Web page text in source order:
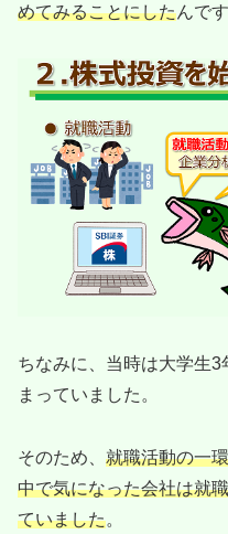
めてみることにしたんです
ちなみに、当時は大学生
まっていました。
そのため、 就職活動の一
中で気になった会社は就
ていました。